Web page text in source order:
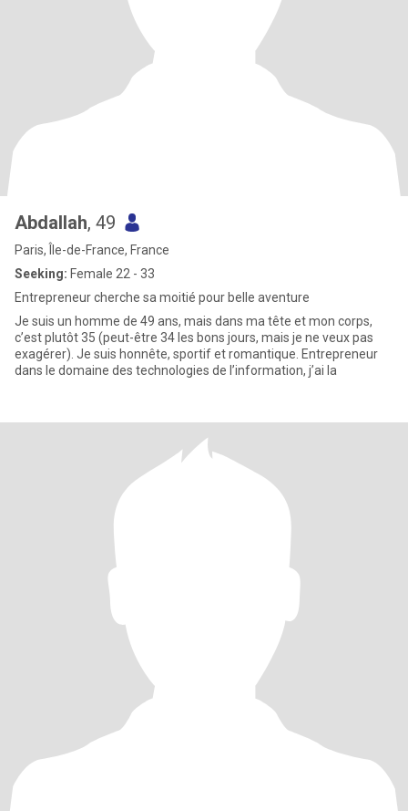
Abdallah, 49
Paris, Île-de-France, France
Seeking: Female 22 - 33
Entrepreneur cherche sa moitié pour belle aventure
Je suis un homme de 49 ans, mais dans ma tête et mon corps,
c’est plutôt 35 (peut-être 34 les bons jours, mais je ne veux pas
exagérer). Je suis honnête, sportif et romantique. Entrepreneur
dans le domaine des technologies de l’information, j’ai la